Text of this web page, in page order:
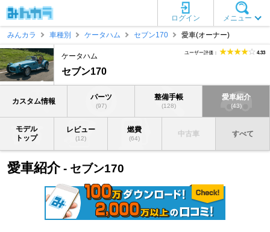
メニュー
ログイン
みんカラ
車種別 ケータハム セブン170 愛車(オーナー)
ケータハム
セブン170
ユーザー評価： 4.33
カスタム情報 パーツ
(97)
整備手帳
(128)
愛車紹介
(43)
モデル
トップ
レビュー
(12)
燃費
(64)
中古車 すべて
愛車紹介- セブン170